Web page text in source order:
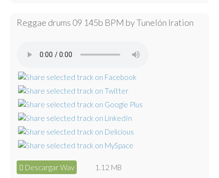
Reggae drums 09 145b BPM by Tunelón Iration
Descargar Wav 1.12 MB